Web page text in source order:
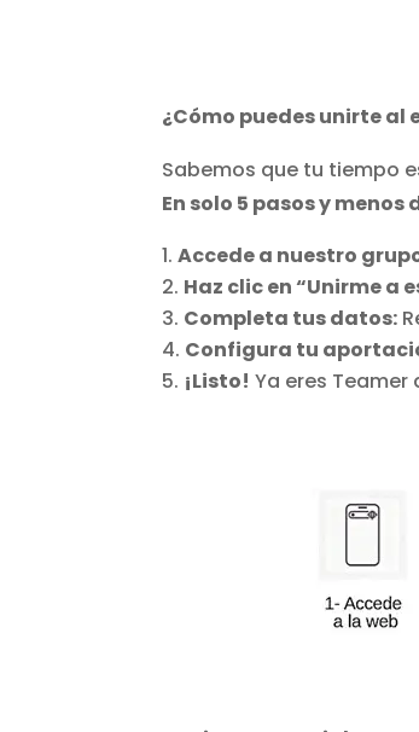
¿Cómo puedes unirte al
Sabemos que tu tiempo
En solo 5 pasos y
Accede a nuestro
Haz clic en “Unirme a
Completa tus datos:
Configura tu
¡Listo! Ya eres Teamer